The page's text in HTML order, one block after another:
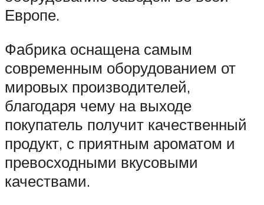
Европе.
Фабрика оснащена самым
современным оборудованием от
мировых производителей,
благодаря чему на выходе
покупатель получит качественный
продукт, с приятным ароматом и
превосходными вкусовыми
качествами.